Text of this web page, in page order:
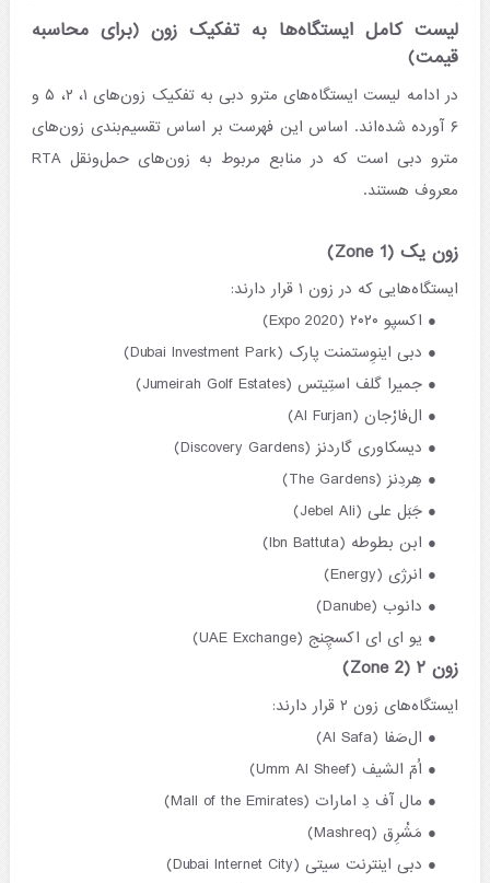
لیست کامل ایستگاه‌ها به تفکیک زون (برای محاسبه
قیمت)
در ادامه لیست ایستگاه‌های مترو دبی به تفکیک زون‌های ۱، ۲، ۵ و
۶ آورده شده‌اند. اساس این فهرست بر اساس تقسیم‌بندی زون‌های
مترو دبی است که در منابع مربوط به زون‌های حمل‌ونقل RTA
معروف هستند.
زون یک (Zone 1)
ایستگاه‌هایی که در زون ۱ قرار دارند:
اکسپو ۲۰۲۰ (Expo 2020)
دبی اینوِستمنت پارک (Dubai Investment Park)
جمیرا گلف استِیتس (Jumeirah Golf Estates)
ال‌فارْجان (Al Furjan)
دیسکاوری گاردنز (Discovery Gardens)
هِردِنز (The Gardens)
جَبَل علی (Jebel Ali)
ابن بطوطه (Ibn Battuta)
انرژی (Energy)
دانوب (Danube)
یو ای ای اکسچِنج (UAE Exchange)
زون ۲ (Zone 2)
ایستگاه‌های زون ۲ قرار دارند:
ال‌صَفا (Al Safa)
اُمّ الشیف (Umm Al Sheef)
مال آف دِ امارات (Mall of the Emirates)
مَشْرِق (Mashreq)
دبی اینترنت سیتی (Dubai Internet City)